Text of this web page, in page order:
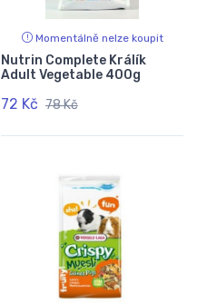
Momentálně nelze koupit
Nutrin Complete Králík
Adult Vegetable 400g
72 Kč 78 Kč